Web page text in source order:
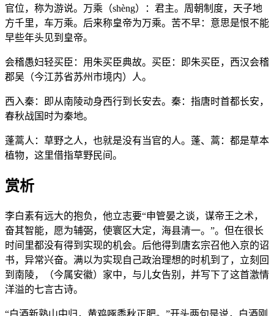
官位，称为游说。万乘（shèng）：君主。周朝制度，天子地
方千里，车万乘。后来称皇帝为万乘。苦不早：意思是恨不能
早些年头见到皇帝。
会稽愚妇轻买臣：用朱买臣典故。买臣：即朱买臣，西汉会稽
郡吴（今江苏省苏州市境内）人。
西入秦：即从南陵动身西行到长安去。秦：指唐时首都长安，
春秋战国时为秦地。
蓬蒿人：草野之人，也就是没有当官的人。蓬、蒿：都是草本
植物，这里借指草野民间。
赏析
李白素有远大的抱负，他立志要“申管晏之谈，谋帝王之术，
奋其智能，愿为辅弼，使寰区大定，海县清一。”。但在很长
时间里都没有得到实现的机会。后他得到唐玄宗召他入京的诏
书，异常兴奋。满以为实现自己政治理想的时机到了，立刻回
到南陵，（今属安徽）家中，与儿女告别，并写下了这首激情
洋溢的七言古诗。
“白酒新熟山中归，黄鸡啄黍秋正肥。”开头两句是说，白酒刚